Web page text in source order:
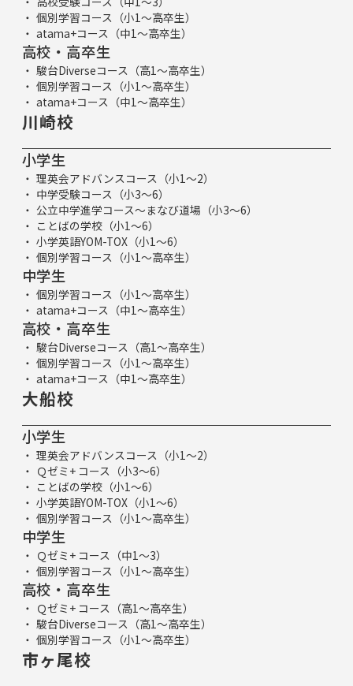
個別学習コース（小1～高卒生）
atama+コース（中1～高卒生）
高校・高卒生
駿台Diverseコース（高1～高卒生）
個別学習コース（小1～高卒生）
atama+コース（中1～高卒生）
川崎校
小学生
理英会アドバンスコース（小1～2）
中学受験コース（小3～6）
公立中学進学コース～まなび道場（小3～6）
ことばの学校（小1～6）
小学英語YOM-TOX（小1～6）
個別学習コース（小1～高卒生）
中学生
個別学習コース（小1～高卒生）
atama+コース（中1～高卒生）
高校・高卒生
駿台Diverseコース（高1～高卒生）
個別学習コース（小1～高卒生）
atama+コース（中1～高卒生）
大船校
小学生
理英会アドバンスコース（小1～2）
Ｑゼミ+ コース（小3～6）
ことばの学校（小1～6）
小学英語YOM-TOX（小1～6）
個別学習コース（小1～高卒生）
中学生
Ｑゼミ+ コース（中1～3）
個別学習コース（小1～高卒生）
高校・高卒生
Ｑゼミ+ コース（高1～高卒生）
駿台Diverseコース（高1～高卒生）
個別学習コース（小1～高卒生）
市ヶ尾校